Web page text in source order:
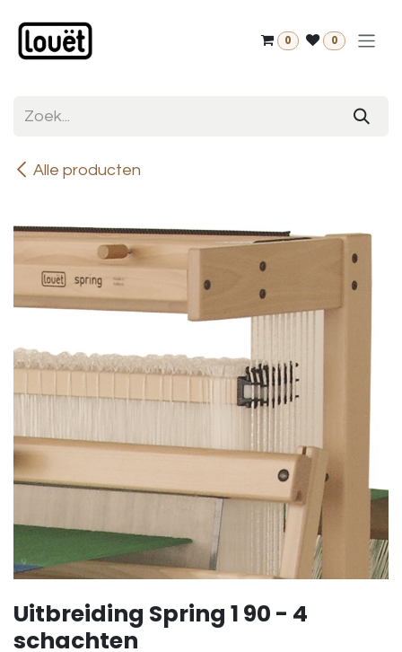
0 0
Alle producten
Uitbreiding Spring 1 90 - 4
schachten